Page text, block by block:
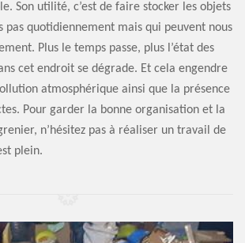
Son utilité, c’est de faire stocker les objets
pas quotidiennement mais qui peuvent nous
Plus le temps passe, plus l’état des
cet endroit se dégrade. Et cela engendre
atmosphérique ainsi que la présence
Pour garder la bonne organisation et la
n’hésitez pas à réaliser un travail de
plein.